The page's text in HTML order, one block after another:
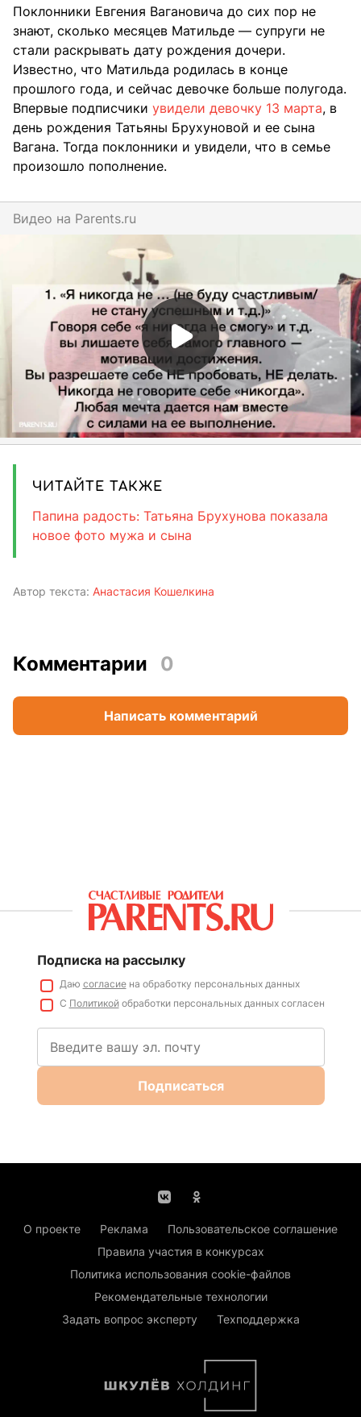
Поклонники Евгения Вагановича до сих пор не
знают, сколько месяцев Матильде — супруги не
стали раскрывать дату рождения дочери.
Известно, что Матильда родилась в конце
прошлого года, и сейчас девочке больше полугода.
Впервые подписчики увидели девочку 13 марта, в
день рождения Татьяны Брухуновой и ее сына
Вагана. Тогда поклонники и увидели, что в семье
произошло пополнение.
Видео на parents.ru
ЧИТАЙТЕ ТАКЖЕ
Папина радость: Татьяна Брухунова показала
новое фото мужа и сына
Автор текста: Анастасия Кошелкина
Комментарии 0
Написать комментарий
Подписка на рассылку
Даю согласиена обработку персональных данных
С Политикойобработки персональных данных согласен
Подписаться
О проекте Реклама
Пользовательское соглашение
Правила участия в конкурсах
Политика использования cookie-файлов
Рекомендательные технологии
Задать вопрос эксперту
Техподдержка